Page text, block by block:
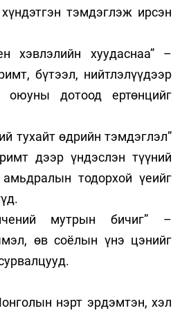
тэмдэглэж ирсэн
хэвлэлийн хуудаснаа” –
бүтээл, нийтлэлүүдээр
оюуны дотоод ертөнцийг
тухайт өдрийн тэмдэглэл”
дээр үндэслэн түүний
тодорхой үеийг
мутрын бичиг” –
өв соёлын үнэ цэнийг
нэрт эрдэмтэн, хэл